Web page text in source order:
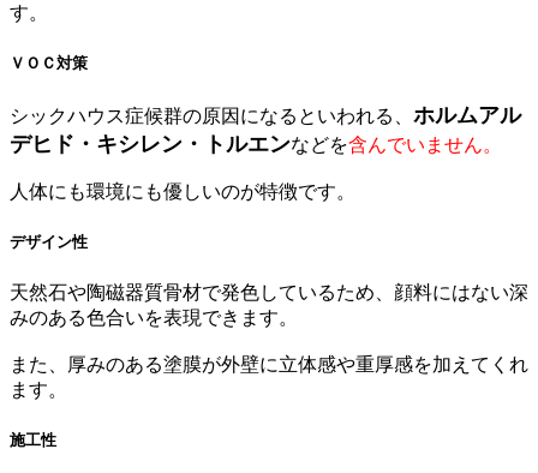
す。
ＶＯＣ対策
シックハウス症候群の原因になるといわれる、 ホルムアル
デヒド・キシレン・トルエンなどを含んでいません。
人体にも環境にも優しいのが特徴です。
デザイン性
天然石や陶磁器質骨材で発色しているため、顔料にはない深
みのある色合いを表現できます。
また、厚みのある塗膜が外壁に立体感や重厚感を加えてくれ
ます。
施工性